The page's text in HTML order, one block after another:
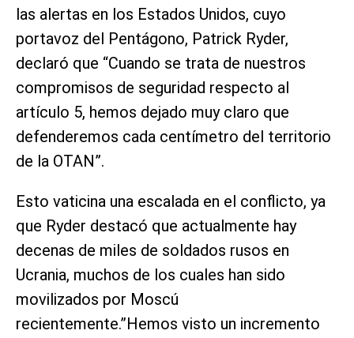
las alertas en los Estados Unidos, cuyo
portavoz del Pentágono, Patrick Ryder,
declaró que “Cuando se trata de nuestros
compromisos de seguridad respecto al
artículo 5, hemos dejado muy claro que
defenderemos cada centímetro del territorio
de la OTAN”.
Esto vaticina una escalada en el conflicto, ya
que Ryder destacó que actualmente hay
decenas de miles de soldados rusos en
Ucrania, muchos de los cuales han sido
movilizados por Moscú
recientemente.”Hemos visto un incremento